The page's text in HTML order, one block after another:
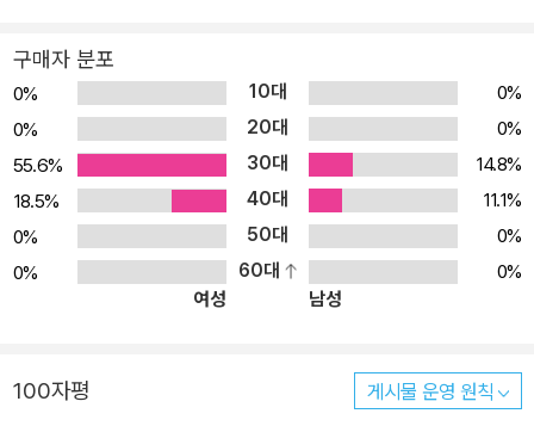
구매자 분포
0% 10대
0%
0%
20대
0%
55.6%
30대
14.8%
18.5%
40대
11.1%
0%
50대
0%
0%
60대
0%
여성
남성
100자평 게시물 운영 원칙